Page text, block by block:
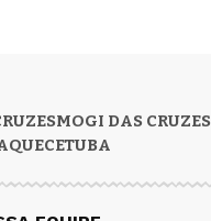
MOGI DAS CRUZES